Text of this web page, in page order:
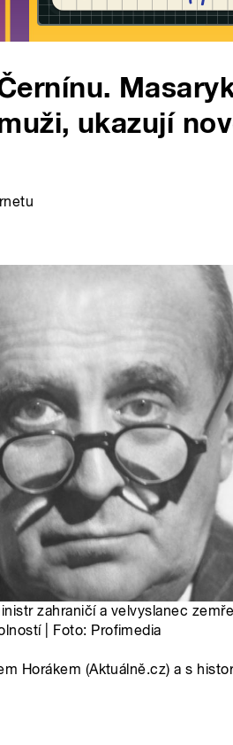
ukazují
zahraničí a velvyslanec
| Foto: Profimedia
Horákem (Aktuálně.cz) a s